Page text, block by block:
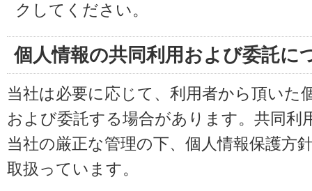
クしてください。
個人情報の共同利用および委託に
当社は必要に応じて、利用者から頂いた
および委託する場合があります。共同利
当社の厳正な管理の下、個人情報保護方
取扱っています。